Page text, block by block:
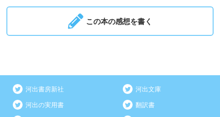
この本の感想を書く
河出書房新社 河出文庫
河出の実用書 翻訳書